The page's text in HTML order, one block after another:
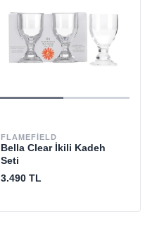
FLAMEFIELD
Bella Clear İkili Kadeh
Seti
3.490 TL